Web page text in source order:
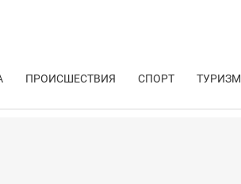
ПРОИСШЕСТВИЯ СПОРТ ТУРИЗМ